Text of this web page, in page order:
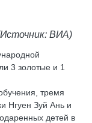
ВИА)
3 золотые и 1
тремя
Нгуен Зуй Ань и
детей в